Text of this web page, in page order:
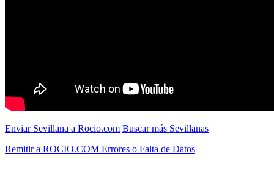
Enviar Sevillana a Rocio.com Buscar más Sevillanas
Remitir a ROCIO.COM Errores o Falta de Datos